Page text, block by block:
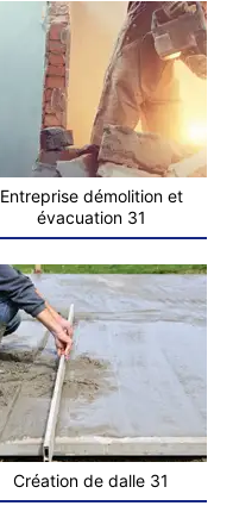
Entreprise démolition et
évacuation 31
Création de dalle 31